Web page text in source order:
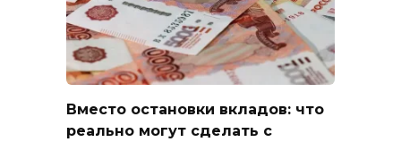
Вместо остановки вкладов: что
реально могут сделать с